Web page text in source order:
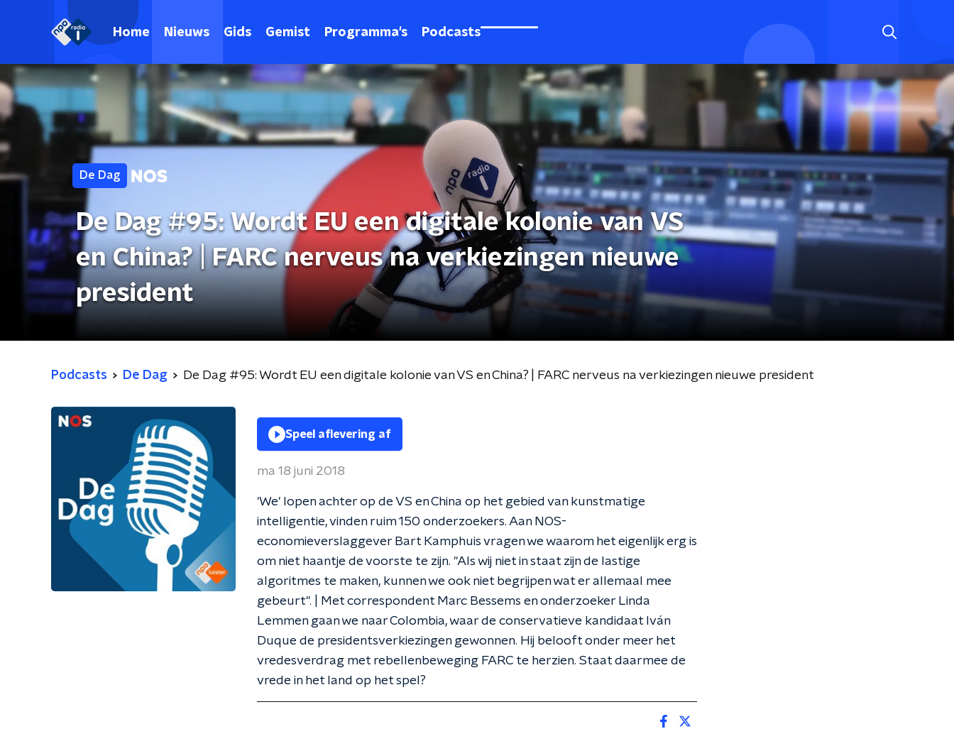
Home Nieuws Gids Gemist Programma's Podcasts
De Dag
De Dag #95: Wordt EU een digitale kolonie van VS
en China? | FARC nerveus na verkiezingen nieuwe
president
Podcasts De Dag De Dag #95: Wordt EU een digitale kolonie van VS en China? | FARC nerveus na verkiezingen nieuwe president
Speel aflevering af
ma 18 juni 2018
'We' lopen achter op de VS en China op het gebied van kunstmatige
intelligentie, vinden ruim 150 onderzoekers. Aan NOS-
economieverslaggever Bart Kamphuis vragen we waarom het eigenlijk erg is
om niet haantje de voorste te zijn. "Als wij niet in staat zijn de lastige
algoritmes te maken, kunnen we ook niet begrijpen wat er allemaal mee
gebeurt". | Met correspondent Marc Bessems en onderzoeker Linda
Lemmen gaan we naar Colombia, waar de conservatieve kandidaat Iván
Duque de presidentsverkiezingen gewonnen. Hij belooft onder meer het
vredesverdrag met rebellenbeweging FARC te herzien. Staat daarmee de
vrede in het land op het spel?